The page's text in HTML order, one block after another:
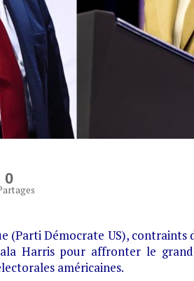
0
(Parti Démocrate US), contraints
Harris pour affronter le
américaines.